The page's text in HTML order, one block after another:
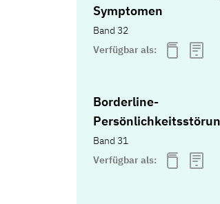
Symptomen
Band 32
Verfügbar als:
Borderline-
Band 31
Verfügbar als: